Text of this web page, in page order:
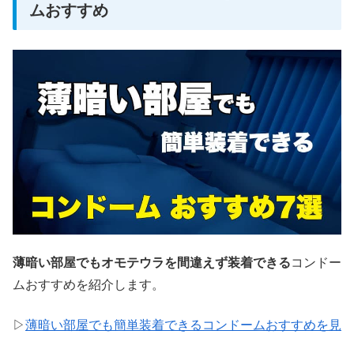
ムおすすめ
薄暗い部屋でもオモテウラを間違えず装着できるコンドー
ムおすすめを紹介します。
▷薄暗い部屋でも簡単装着できるコンドームおすすめを見